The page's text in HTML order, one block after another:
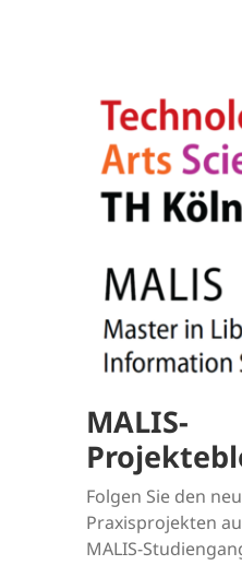
MALIS-
Folgen Sie den
Praxisprojekten
MALIS-